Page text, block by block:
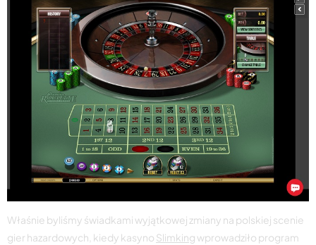
Właśnie byliśmy świadkami wyjątkowej zmiany na polskiej scenie
gier hazardowych, kiedy kasyno Slimking wprowadziło program